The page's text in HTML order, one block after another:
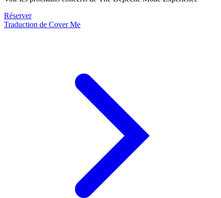
Réserver
Traduction de Cover Me